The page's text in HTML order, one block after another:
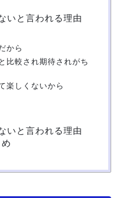
いと言われる理由
から
比較され期待されがち
楽しくないから
いと言われる理由